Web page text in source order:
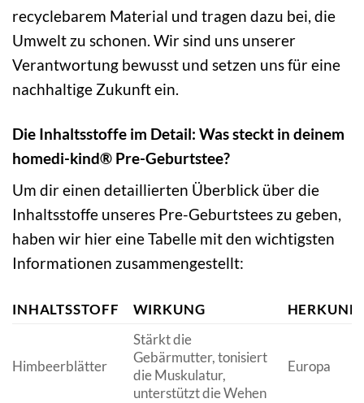
recyclebarem Material und tragen dazu bei, die
Umwelt zu schonen. Wir sind uns unserer
Verantwortung bewusst und setzen uns für eine
nachhaltige Zukunft ein.
Die Inhaltsstoffe im Detail: Was steckt in deinem
homedi-kind® Pre-Geburtstee?
Um dir einen detaillierten Überblick über die
Inhaltsstoffe unseres Pre-Geburtstees zu geben,
haben wir hier eine Tabelle mit den wichtigsten
Informationen zusammengestellt:
INHALTSSTOFF WIRKUNG
Himbeerblätter
Stärkt die
Gebärmutter, tonisiert
die Muskulatur,
unterstützt die Wehen
Europa